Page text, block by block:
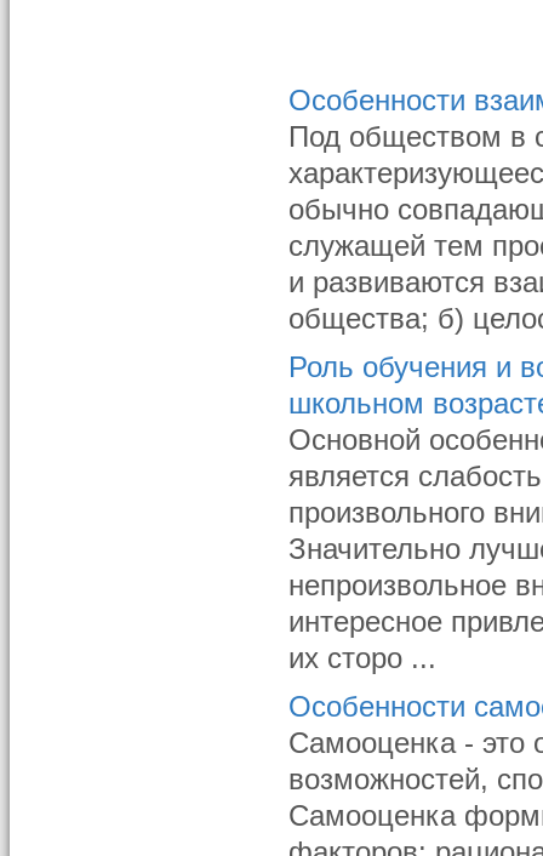
Особенности
Под обществом в
обычно
служащей тем
и развиваются
общества; б)
Роль обучения и
школьном
Основной
является
произвольного
Значительно
непроизвольное
интересное
их сторо ...
Особенности
Самооценка - это
возможностей,
Самооценка